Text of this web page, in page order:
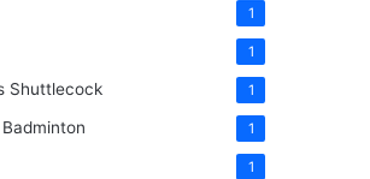
1
1
Shuttlecock 1
1
1